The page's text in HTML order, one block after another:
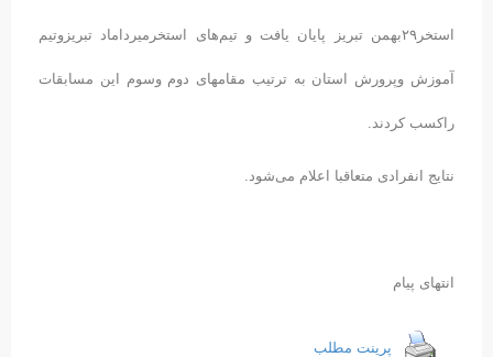
استخر۲۹بهمن تبریز پایان یافت و تیم‌های استخرمیرداماد تبریزوتیم
آموزش وپرورش استان به ترتیب مقامهای دوم وسوم این مسابقات
راکسب کردند.
نتایج انفرادی متعاقبا اعلام می‌شود.
انتهای پیام
پرینت مطلب